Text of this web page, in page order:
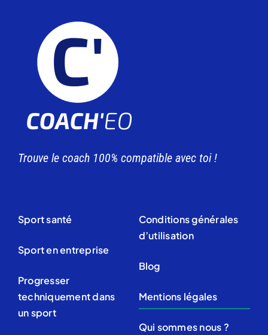
Trouve le coach 100% compatible avec toi !
Sport santé
Sport en entreprise
Progresser
techniquement dans
un sport
Conditions générales
d’utilisation
Blog
Mentions légales
Qui sommes nous ?